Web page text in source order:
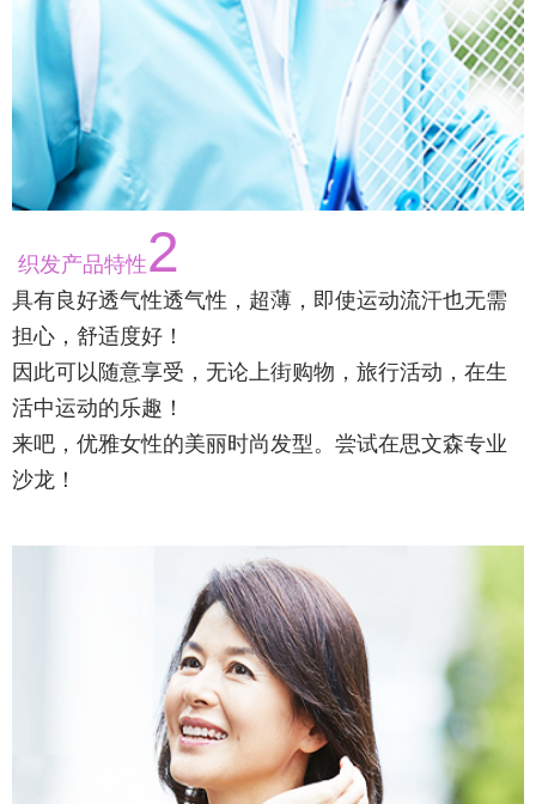
织发产品特性2
具有良好透气性透气性，超薄，即使运动流汗也无需
担心，舒适度好！
因此可以随意享受，无论上街购物，旅行活动，在生
活中运动的乐趣！
来吧，优雅女性的美丽时尚发型。尝试在思文森专业
沙龙！